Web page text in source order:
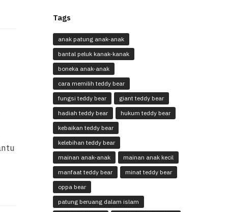
Tags
anak patung anak-anak
bantal peluk kanak-kanak
boneka anak-anak
cara memilih teddy bear
fungsi teddy bear
giant teddy bear
hadiah teddy bear
hukum teddy bear
kebaikan teddy bear
kelebihan teddy bear
mainan anak-anak
mainan anak kecil
manfaat teddy bear
minat teddy bear
oppa bear
patung beruang dalam islam